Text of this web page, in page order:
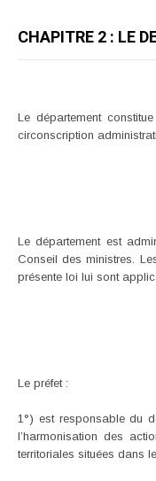
CHAPITRE 2 : LE
Le département
circonscription
Le département est
Conseil des ministres.
présente loi lui sont
Le préfet :
1°) est responsable du
l’harmonisation des
territoriales situées dans